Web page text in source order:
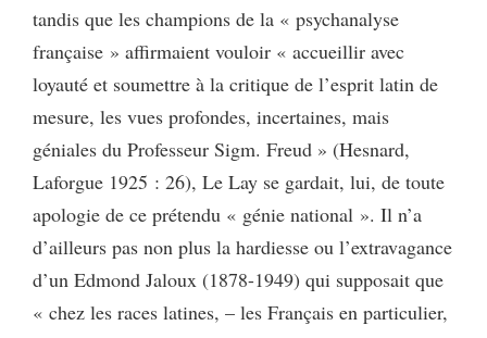
tandis que les champions de la « psychanalyse
française » affirmaient vouloir « accueillir avec
loyauté et soumettre à la critique de l’esprit latin de
mesure, les vues profondes, incertaines, mais
géniales du Professeur Sigm. Freud » (Hesnard,
Laforgue 1925 : 26), Le Lay se gardait, lui, de toute
apologie de ce prétendu « génie national ». Il n’a
d’ailleurs pas non plus la hardiesse ou l’extravagance
d’un Edmond Jaloux (1878-1949) qui supposait que
« chez les races latines, – les Français en particulier,